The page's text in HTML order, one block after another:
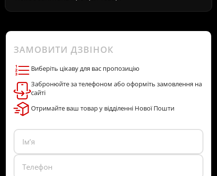
ЗАМОВИТИ ДЗВІНОК
Виберіть цікаву для вас пропозицію
Забронюйте за телефоном або оформіть замовлення на
сайті
Отримайте ваш товар у відділенні Нової Пошти